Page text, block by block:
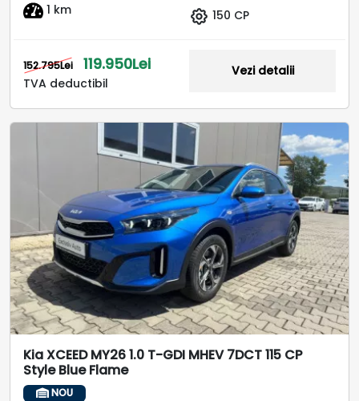
1 km
150 CP
152.795Lei 119.950Lei
TVA deductibil
Vezi detalii
Kia XCEED MY26 1.0 T-GDI MHEV 7DCT 115 CP
Style Blue Flame
NOU